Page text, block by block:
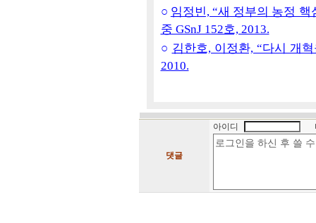
○ 임정빈, “새 정부의 농정
중 GSnJ 152호, 2013.
○ 김한호, 이정환, “다시 개
2010.
댓글
아이디